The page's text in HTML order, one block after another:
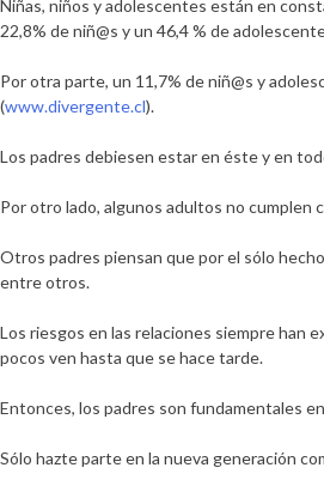
Niñas, niños y adolescentes están en
22,8% de niñ@s y un 46,4 % de
Por otra parte, un 11,7% de niñ@s y
(www.divergente.cl).
Los padres debiesen estar en éste y en
Por otro lado, algunos adultos no cumplen
Otros padres piensan que por el sólo
entre otros.
Los riesgos en las relaciones siempre han
pocos ven hasta que se hace tarde.
Entonces, los padres son fundamentales
Sólo hazte parte en la nueva generación